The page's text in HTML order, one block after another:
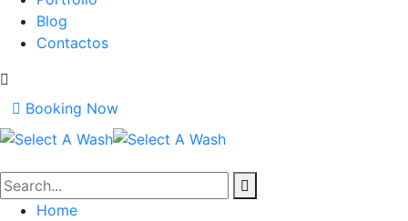
Blog
Contactos
Booking Now
Home